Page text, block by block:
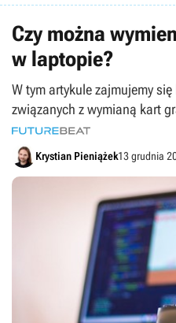
Czy można
w laptopie?
W tym artykule zajmujemy
związanych z wymianą kart
Krystian Pieniążek13 grudnia